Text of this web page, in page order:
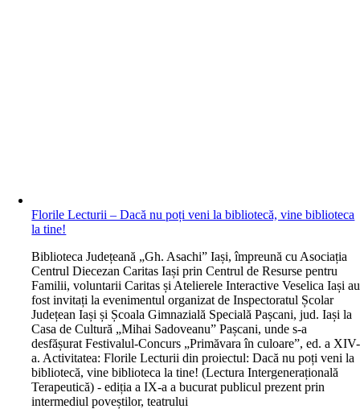
Florile Lecturii – Dacă nu poți veni la bibliotecă, vine biblioteca
la tine!
Biblioteca Județeană „Gh. Asachi” Iași, împreună cu Asociația
Centrul Diecezan Caritas Iași prin Centrul de Resurse pentru
Familii, voluntarii Caritas și Atelierele Interactive Veselica Iași au
fost invitați la evenimentul organizat de Inspectoratul Școlar
Județean Iași și Școala Gimnazială Specială Pașcani, jud. Iași la
Casa de Cultură „Mihai Sadoveanu” Pașcani, unde s-a
desfășurat Festivalul-Concurs „Primăvara în culoare”, ed. a XIV-
a. Activitatea: Florile Lecturii din proiectul: Dacă nu poți veni la
bibliotecă, vine biblioteca la tine! (Lectura Intergenerațională
Terapeutică) - ediția a IX-a a bucurat publicul prezent prin
intermediul poveștilor, teatrului